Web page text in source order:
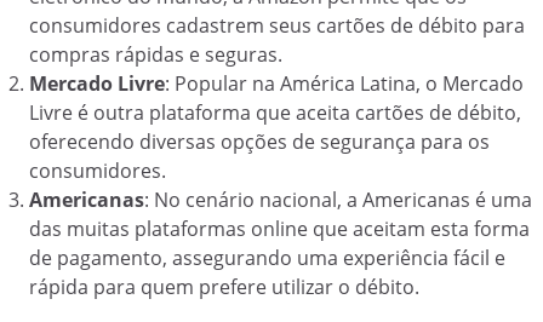
consumidores cadastrem seus cartões de débito para
compras rápidas e seguras.
Mercado Livre: Popular na América Latina, o Mercado
Livre é outra plataforma que aceita cartões de débito,
oferecendo diversas opções de segurança para os
consumidores.
Americanas: No cenário nacional, a Americanas é uma
das muitas plataformas online que aceitam esta forma
de pagamento, assegurando uma experiência fácil e
rápida para quem prefere utilizar o débito.